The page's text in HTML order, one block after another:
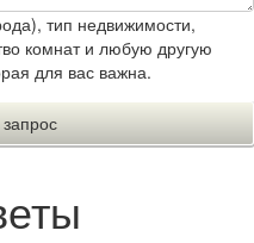
тип недвижимости,
комнат и любую другую
для вас важна.